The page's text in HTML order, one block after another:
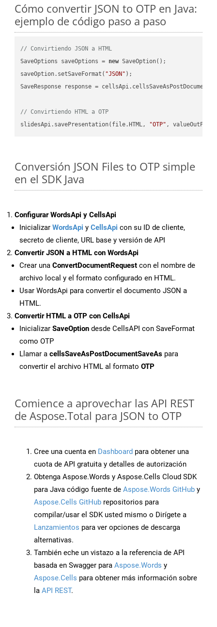
Cómo convertir JSON to OTP en Java:
ejemplo de código paso a paso
// Convirtiendo JSON a HTML
SaveOptions saveOptions = new SaveOption();
saveOption.setSaveFormat( "JSON" );
SaveResponse response =
// Convirtiendo HTML a OTP
slidesApi.savePresentation(file.HTML,
"OTP"
Conversión JSON Files to OTP simple
en el SDK Java
Configurar WordsApi y CellsApi
Inicializar WordsApi y CellsApi con su ID de cliente,
secreto de cliente, URL base y versión de API
Convertir JSON a HTML con WordsApi
Crear una ConvertDocumentRequest con el nombre de
archivo local y el formato configurado en HTML.
Usar WordsApi para convertir el documento JSON a
HTML.
Convertir HTML a OTP con CellsApi
Inicializar SaveOption desde CellsAPI con SaveFormat
como OTP
Llamar a cellsSaveAsPostDocumentSaveAs para
convertir el archivo HTML al formato OTP
Comience a aprovechar las API REST
de Aspose.Total para JSON to OTP
Cree una cuenta en Dashboard para obtener una
cuota de API gratuita y detalles de autorización
Obtenga Aspose.Words y Aspose.Cells Cloud SDK
para Java código fuente de Aspose.Words GitHub y
Aspose.Cells GitHub repositorios para
compilar/usar el SDK usted mismo o Dirígete a
Lanzamientos para ver opciones de descarga
alternativas.
También eche un vistazo a la referencia de API
basada en Swagger para Aspose.Words y
Aspose.Cells para obtener más información sobre
la API REST.